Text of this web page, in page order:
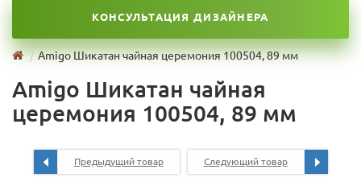
КОНСУЛЬТАЦИЯ ДИЗАЙНЕРА
Amigo Шикатан чайная церемония 100504, 89 мм
Amigo Шикатан чайная
церемония 100504, 89 мм
Предыдущий товар Следующий товар